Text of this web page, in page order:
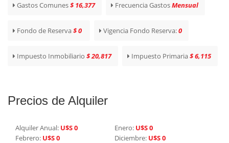
Gastos Comunes$ 16,377 Frecuencia GastosMensual
Fondo de Reserva$ 0 Vigencia Fondo Reserva:0
Impuesto Inmobiliario $ 20,817 Impuesto Primaria$ 6,115
Precios de Alquiler
Alquiler Anual: U$S 0 Enero: U$S 0
Febrero: U$S 0 Diciembre: U$S 0